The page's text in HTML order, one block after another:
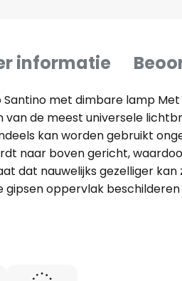
informatie
met dimbare lamp Met
van de meest universele
kan worden gebruikt
naar boven gericht,
dat nauwelijks gezelliger kan
gipsen oppervlak
motief.